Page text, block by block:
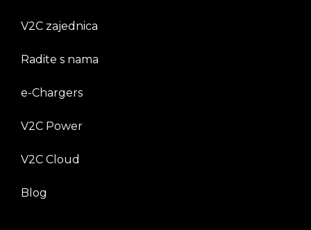
V2C zajednica
Radite s nama
e-Chargers
V2C Power
V2C Cloud
Blog